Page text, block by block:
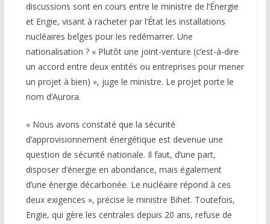
discussions sont en cours entre le ministre de l’Énergie
et Engie, visant à racheter par l’État les installations
nucléaires belges pour les redémarrer. Une
nationalisation ? « Plutôt une joint-venture (c’est-à-dire
un accord entre deux entités ou entreprises pour mener
un projet à bien) », juge le ministre. Le projet porte le
nom d’Aurora.
« Nous avons constaté que la sécurité
d’approvisionnement énergétique est devenue une
question de sécurité nationale. Il faut, d’une part,
disposer d’énergie en abondance, mais également
d’une énergie décarbonée. Le nucléaire répond à ces
deux exigences », précise le ministre Bihet. Toutefois,
Engie, qui gère les centrales depuis 20 ans, refuse de